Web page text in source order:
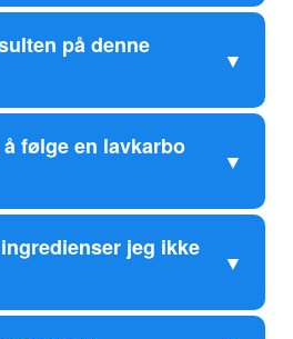
på denne
følge en lavkarbo
jeg ikke